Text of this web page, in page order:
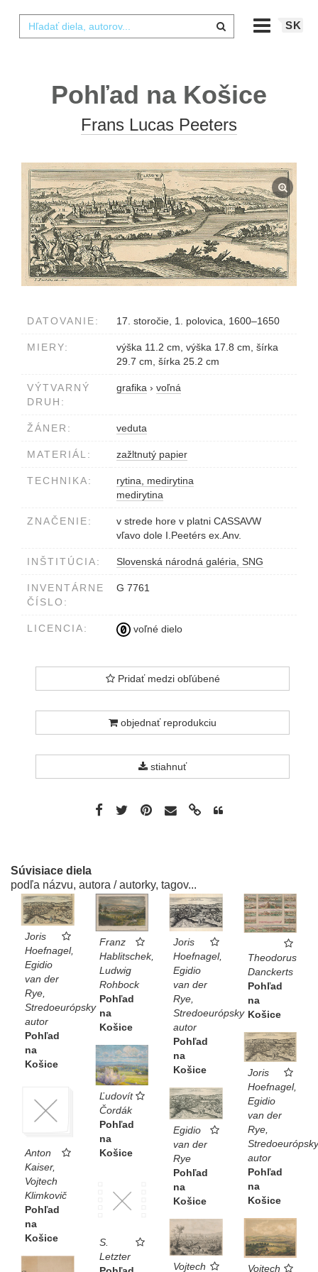
SK
Pohľad na Košice
Frans Lucas Peeters
DATOVANIE: 17. storočie, 1. polovica, 1600–1650
MIERY:
výška 11.2 cm, výška 17.8 cm, šírka
29.7 cm, šírka 25.2 cm
VÝTVARNÝ
DRUH:
grafika › voľná
ŽÁNER: veduta
MATERIÁL: zažltnutý papier
TECHNIKA:
rytina, medirytina
medirytina
ZNAČENIE:
v strede hore v platni CASSAVW
vľavo dole I.Peetérs ex.Anv.
INŠTITÚCIA: Slovenská národná galéria, SNG
INVENTÁRNE
ČÍSLO:
G 7761
LICENCIA: voľné dielo
Pridať medzi obľúbené
objednať reprodukciu
stiahnuť
Súvisiace diela
podľa názvu, autora / autorky, tagov...
Joris
Hoefnagel,
Egidio
van der
Rye,
Stredoeurópsky
autor
Pohľad
na
Košice
Franz
Hablitschek,
Ludwig
Rohbock
Pohľad
na
Košice
Joris
Hoefnagel,
Egidio
van der
Rye,
Stredoeurópsky
autor
Pohľad
na
Košice
Theodorus
Danckerts
Pohľad
na
Košice
Joris
Hoefnagel,
Egidio
van der
Rye,
Stredoeurópsky
autor
Pohľad
na
Košice
Ľudovít
Čordák
Pohľad
na
Košice
Anton
Kaiser,
Vojtech
Klimkovič
Pohľad
na
Košice
Egidio
van der
Rye
Pohľad
na
Košice
S.
Letzter
Vojtech
Vojtech